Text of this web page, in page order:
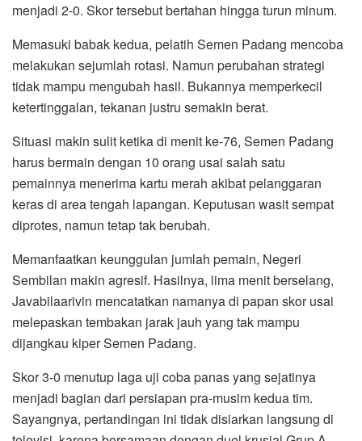
menjadi 2-0. Skor tersebut bertahan hingga turun minum.
Memasuki babak kedua, pelatih Semen Padang mencoba
melakukan sejumlah rotasi. Namun perubahan strategi
tidak mampu mengubah hasil. Bukannya memperkecil
ketertinggalan, tekanan justru semakin berat.
Situasi makin sulit ketika di menit ke-76, Semen Padang
harus bermain dengan 10 orang usai salah satu
pemainnya menerima kartu merah akibat pelanggaran
keras di area tengah lapangan. Keputusan wasit sempat
diprotes, namun tetap tak berubah.
Memanfaatkan keunggulan jumlah pemain, Negeri
Sembilan makin agresif. Hasilnya, lima menit berselang,
Javabilaarivin mencatatkan namanya di papan skor usai
melepaskan tembakan jarak jauh yang tak mampu
dijangkau kiper Semen Padang.
Skor 3-0 menutup laga uji coba panas yang sejatinya
menjadi bagian dari persiapan pra-musim kedua tim.
Sayangnya, pertandingan ini tidak disiarkan langsung di